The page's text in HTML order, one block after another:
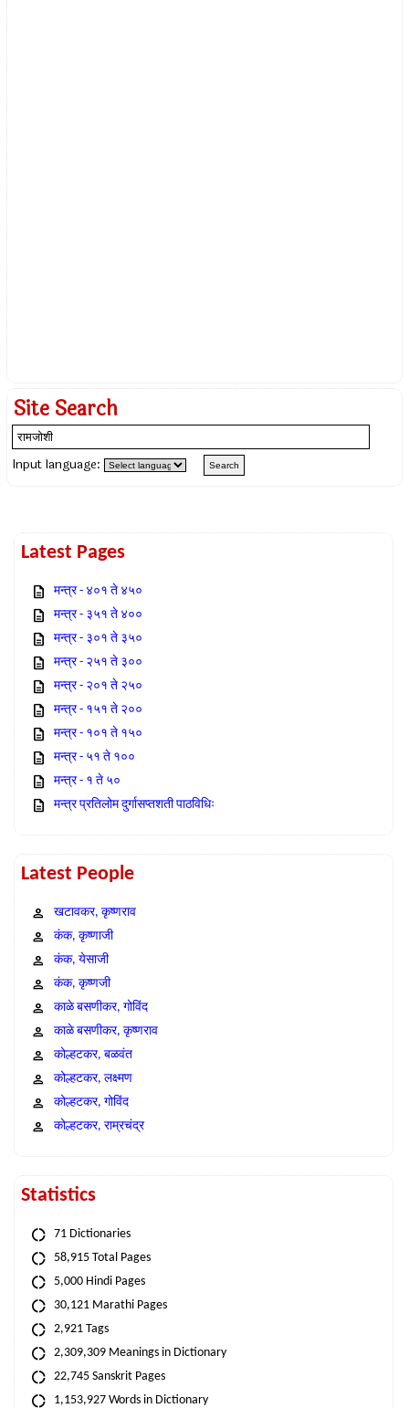
Site Search
Input language:
Latest Pages
मन्त्र - ४०१ ते ४५०
मन्त्र - ३५१ ते ४००
मन्त्र - ३०१ ते ३५०
मन्त्र - २५१ ते ३००
मन्त्र - २०१ ते २५०
मन्त्र - १५१ ते २००
मन्त्र - १०१ ते १५०
मन्त्र - ५१ ते १००
मन्त्र - १ ते ५०
मन्त्र प्रतिलोम दुर्गासप्तशती पाठविधिः
Latest People
खटावकर, कृष्णराव
कंक, कृष्णाजी
कंक, येसाजी
कंक, कृष्णजी
काळे बसणीकर, गोविंद
काळे बसणीकर, कृष्णराव
कोल्हटकर, बळवंत
कोल्हटकर, लक्ष्मण
कोल्हटकर, गोविंद
कोल्हटकर, राम्रचंद्र
Statistics
71 Dictionaries
58,915 Total Pages
5,000 Hindi Pages
30,121 Marathi Pages
2,921 Tags
2,309,309 Meanings in Dictionary
22,745 Sanskrit Pages
1,153,927 Words in Dictionary